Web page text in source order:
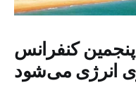
کنفرانس
انرژی می‌شود